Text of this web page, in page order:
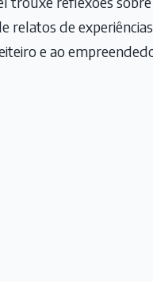
relatos de
e ao